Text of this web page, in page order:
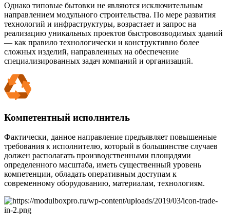
Однако типовые бытовки не являются исключительным
направлением модульного строительства. По мере развития
технологий и инфраструктуры, возрастает и запрос на
реализацию уникальных проектов быстровозводимых зданий
— как правило технологически и конструктивно более
сложных изделий, направленных на обеспечение
специализированных задач компаний и организаций.
Компетентный исполнитель
Фактически, данное направление предъявляет повышенные
требования к исполнителю, который в большинстве случаев
должен располагать производственными площадями
определенного масштаба, иметь существенный уровень
компетенции, обладать оперативным доступам к
современному оборудованию, материалам, технологиям.